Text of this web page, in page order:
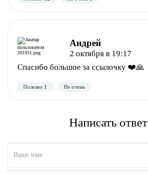
Полезно Не полезно
Андрей
2 октября в 19:17
Спасибо большое за ссылочку ❤️🙏
Написать ответ